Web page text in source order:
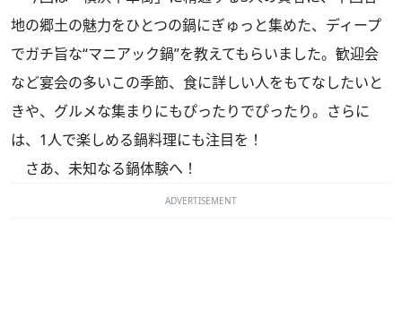
地の郷土の魅力をひとつの鍋にぎゅっと集めた、ディープ
でガチ旨な“マニアック鍋”を教えてもらいました。歓迎会
など宴会の多いこの季節、食に詳しい人をもてなしたいと
きや、グルメな集まりにもぴったりでぴったり。さらに
は、1人で楽しめる鍋料理にも注目を！
さあ、未知なる鍋体験へ！
ADVERTISEMENT